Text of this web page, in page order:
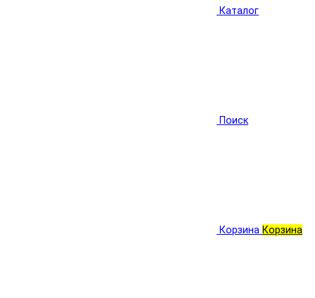
Каталог
Поиск
Корзина Корзина